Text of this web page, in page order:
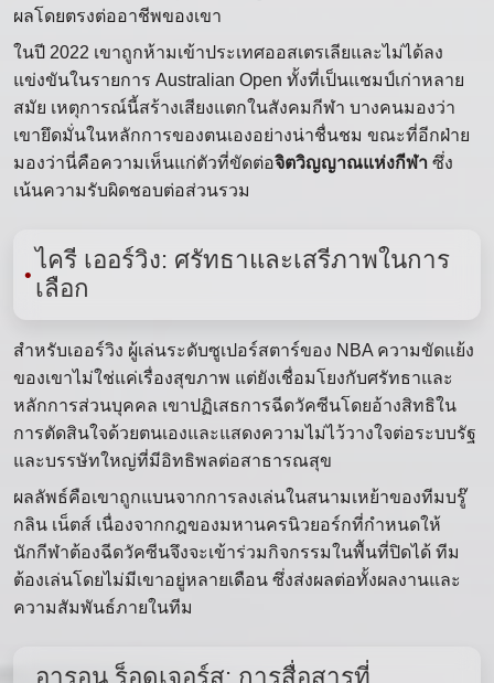
ผลโดยตรงต่ออาชีพของเขา
ในปี 2022 เขาถูกห้ามเข้าประเทศออสเตรเลียและไม่ได้ลง
แข่งขันในรายการ Australian Open ทั้งที่เป็นแชมป์เก่าหลาย
สมัย เหตุการณ์นี้สร้างเสียงแตกในสังคมกีฬา บางคนมองว่า
เขายึดมั่นในหลักการของตนเองอย่างน่าชื่นชม ขณะที่อีกฝ่าย
มองว่านี่คือความเห็นแก่ตัวที่ขัดต่อจิตวิญญาณแห่งกีฬา ซึ่ง
เน้นความรับผิดชอบต่อส่วนรวม
ไครี เออร์วิง: ศรัทธาและเสรีภาพในการ
เลือก
สำหรับเออร์วิง ผู้เล่นระดับซูเปอร์สตาร์ของ NBA ความขัดแย้ง
ของเขาไม่ใช่แค่เรื่องสุขภาพ แต่ยังเชื่อมโยงกับศรัทธาและ
หลักการส่วนบุคคล เขาปฏิเสธการฉีดวัคซีนโดยอ้างสิทธิใน
การตัดสินใจด้วยตนเองและแสดงความไม่ไว้วางใจต่อระบบรัฐ
และบรรษัทใหญ่ที่มีอิทธิพลต่อสาธารณสุข
ผลลัพธ์คือเขาถูกแบนจากการลงเล่นในสนามเหย้าของทีมบรู๊
กลิน เน็ตส์ เนื่องจากกฎของมหานครนิวยอร์กที่กำหนดให้
นักกีฬาต้องฉีดวัคซีนจึงจะเข้าร่วมกิจกรรมในพื้นที่ปิดได้ ทีม
ต้องเล่นโดยไม่มีเขาอยู่หลายเดือน ซึ่งส่งผลต่อทั้งผลงานและ
ความสัมพันธ์ภายในทีม
อารอน ร็อดเจอร์ส: การสื่อสารที่